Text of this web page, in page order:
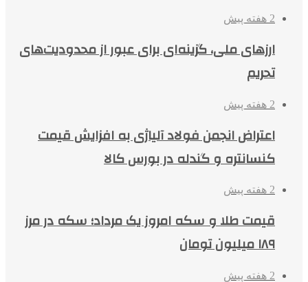
2 هفته پیش
ارزهای ملی، گزینه‌ای برای عبور از محدودیت‌های
تحریم
2 هفته پیش
اعتراض انجمن فولاد آلیاژی به افزایش قیمت
کنسانتره و گندله در بورس کالا
2 هفته پیش
قیمت طلا و سکه امروز یک مرداد؛ سکه در مرز
۱۸۹ میلیون تومان
2 هفته پیش